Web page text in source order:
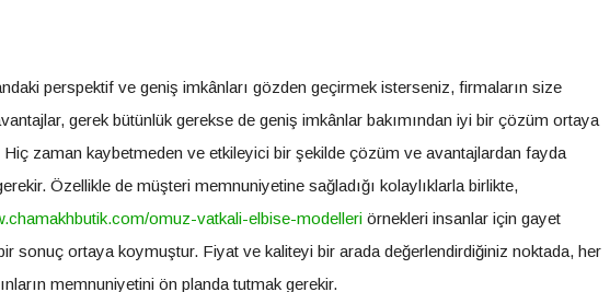
perspektif ve geniş imkânları gözden geçirmek isterseniz, firmaların size
gerek bütünlük gerekse de geniş imkânlar bakımından iyi bir çözüm ortaya
Hiç zaman kaybetmeden ve etkileyici bir şekilde çözüm ve avantajlardan fayda
Özellikle de müşteri memnuniyetine sağladığı kolaylıklarla birlikte,
omuz-vatkali-elbise-modelleriörnekleri insanlar için gayet
bir sonuç ortaya koymuştur. Fiyat ve kaliteyi bir arada değerlendirdiğiniz noktada, her
memnuniyetini ön planda tutmak gerekir.